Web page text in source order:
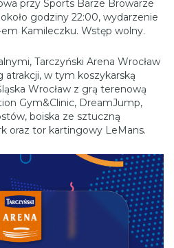
przy Sports Barze Browarze
godziny 22:00, wydarzenie
Kamileczku. Wstęp wolny.
Tarczyński Arena Wrocław
atrakcji, w tym koszykarską
Wrocław z grą terenową
Gym&Clinic, DreamJump,
boiska ze sztuczną
oraz tor kartingowy LeMans.